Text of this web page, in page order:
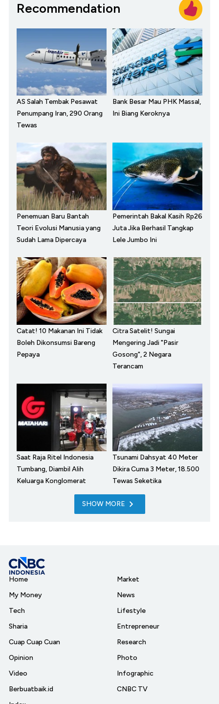
Recommendation
AS Salah Tembak Pesawat
Penumpang Iran, 290 Orang
Tewas
Bank Besar Mau PHK Massal,
Ini Biang Keroknya
Penemuan Baru Bantah
Teori Evolusi Manusia yang
Sudah Lama Dipercaya
Pemerintah Bakal Kasih Rp26
Juta Jika Berhasil Tangkap
Lele Jumbo Ini
Catat! 10 Makanan Ini Tidak
Boleh Dikonsumsi Bareng
Pepaya
Citra Satelit! Sungai
Mengering Jadi "Pasir
Gosong", 2 Negara
Terancam
Saat Raja Ritel Indonesia
Tumbang, Diambil Alih
Keluarga Konglomerat
Tsunami Dahsyat 40 Meter
Dikira Cuma 3 Meter, 18.500
Tewas Seketika
SHOW MORE
Home
My Money
Tech
Sharia
Cuap Cuap Cuan
Opinion
Video
Berbuatbaik.id
Market
News
Lifestyle
Entrepreneur
Research
Photo
Infographic
CNBC TV